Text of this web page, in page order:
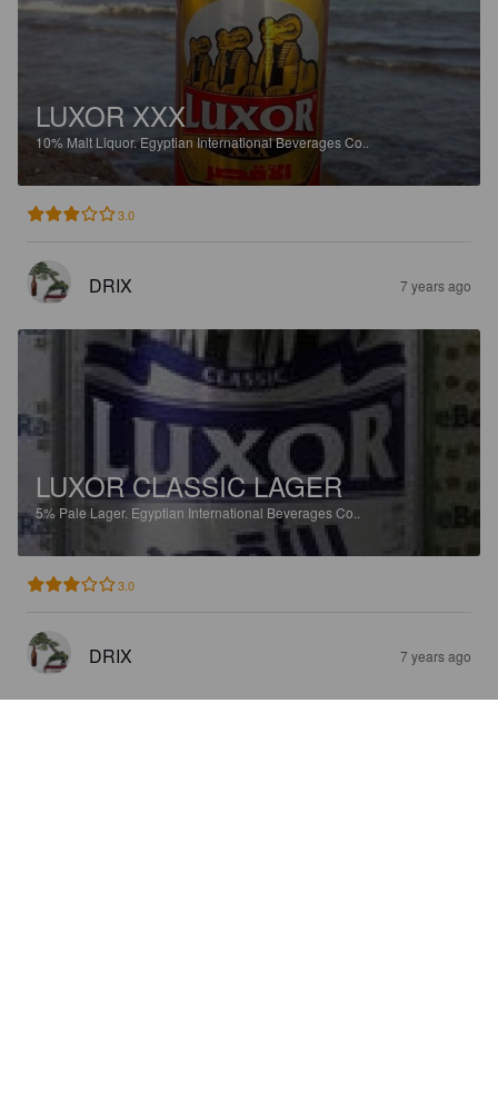
LUXOR XXX
10% Malt Liquor.Egyptian International Beverages Co..
3.0
DRIX 7 years ago
LUXOR CLASSIC LAGER
5% Pale Lager. Egyptian International Beverages Co..
3.0
DRIX 7 years ago